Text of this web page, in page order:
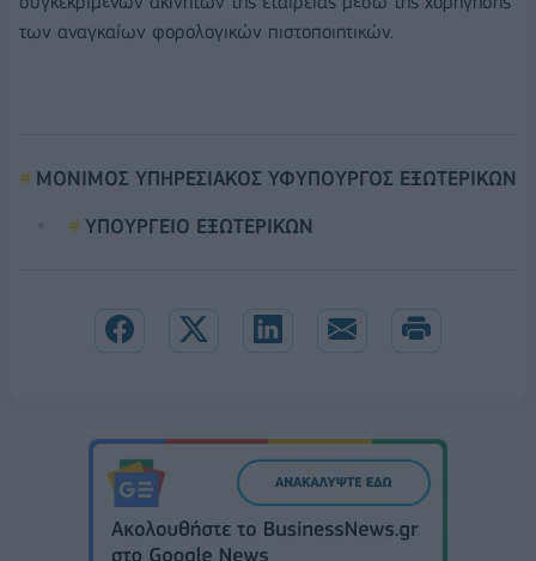
των αναγκαίων φορολογικών πιστοποιητικών.
ΜΟΝΙΜΟΣ ΥΠΗΡΕΣΙΑΚΟΣ ΥΦΥΠΟΥΡΓΟΣ ΕΞΩΤΕΡΙΚΩΝ
ΥΠΟΥΡΓΕΙΟ ΕΞΩΤΕΡΙΚΩΝ